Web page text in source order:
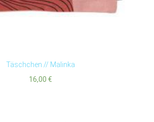
Täschchen // Malinka
16,00 €